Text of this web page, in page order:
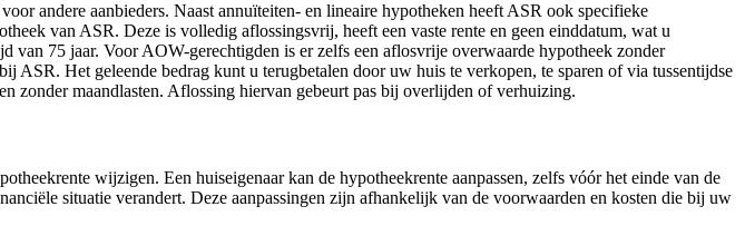
andere aanbieders. Naast annuïteiten- en lineaire hypotheken heeft ASR ook specifieke
van ASR. Deze is volledig aflossingsvrij, heeft een vaste rente en geen einddatum, wat u
van 75 jaar. Voor AOW-gerechtigden is er zelfs een aflosvrije overwaarde hypotheek zonder
Het geleende bedrag kunt u terugbetalen door uw huis te verkopen, te sparen of via tussentijdse
zonder maandlasten. Aflossing hiervan gebeurt pas bij overlijden of verhuizing.
wijzigen. Een huiseigenaar kan de hypotheekrente aanpassen, zelfs vóór het einde van de
situatie verandert. Deze aanpassingen zijn afhankelijk van de voorwaarden en kosten die bij uw